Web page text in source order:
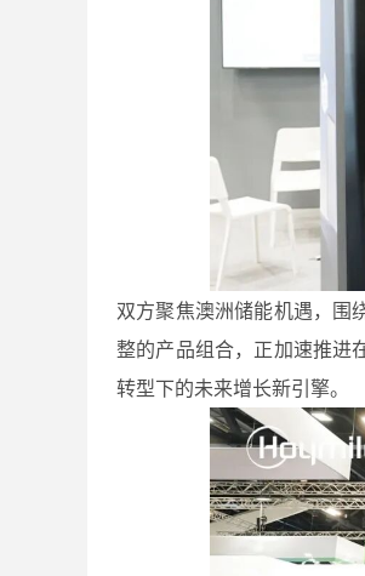
双方聚焦澳洲储能机遇，围
整的产品组合，正加速推进
转型下的未来增长新引擎。